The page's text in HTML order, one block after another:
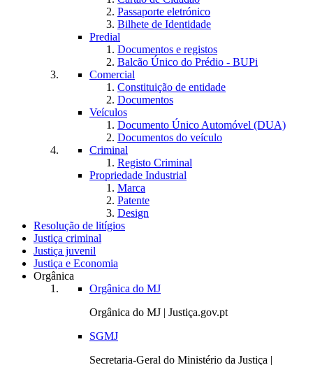
Passaporte eletrónico
Bilhete de Identidade
Predial
Documentos e registos
Balcão Único do Prédio - BUPi
Comercial
Constituição de entidade
Documentos
Veículos
Documento Único Automóvel (DUA)
Documentos do veículo
Criminal
Registo Criminal
Propriedade Industrial
Marca
Patente
Design
Resolução de litígios
Justiça criminal
Justiça juvenil
Justiça e Economia
Orgânica
Orgânica do MJ
Orgânica do MJ | Justiça.gov.pt
SGMJ
Secretaria-Geral do Ministério da Justiça |